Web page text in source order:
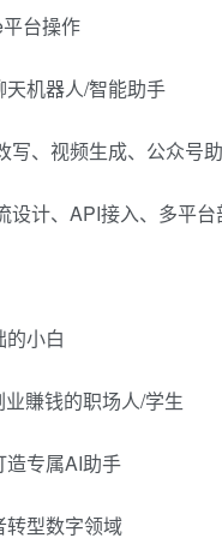
台操作
机器人/智能助手
写、视频生成、公众号
设计、API接入、多平
的小白
賺钱的职场人/学生
造专属AI助手
转型数字领域